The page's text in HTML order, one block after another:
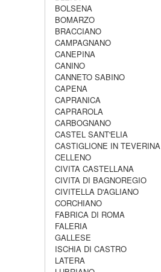
BOLSENA
BOMARZO
BRACCIANO
CAMPAGNANO
CANEPINA
CANINO
CANNETO SABINO
CAPENA
CAPRANICA
CAPRAROLA
CARBOGNANO
CASTEL SANT'ELIA
CASTIGLIONE IN TEVERINA
CELLENO
CIVITA CASTELLANA
CIVITA DI BAGNOREGIO
CIVITELLA D'AGLIANO
CORCHIANO
FABRICA DI ROMA
FALERIA
GALLESE
ISCHIA DI CASTRO
LATERA